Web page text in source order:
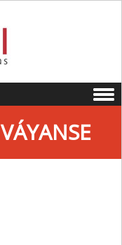
VÁYANSE